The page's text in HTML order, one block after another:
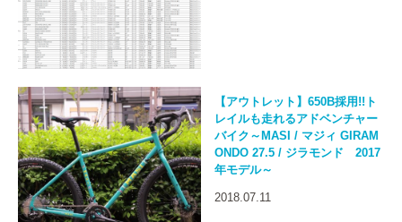
【アウトレット】650B採用!!ト
レイルも走れるアドベンチャー
バイク～MASI / マジィ GIRAM
ONDO 27.5 / ジラモンド 2017
年モデル～
2018.07.11